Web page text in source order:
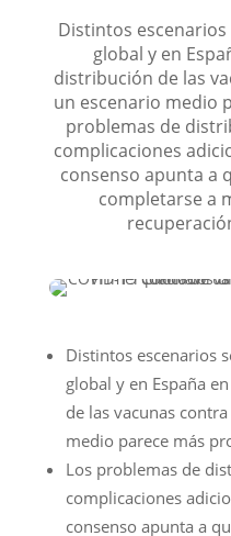
Distintos
global y en
distribución de las
un escenario medio
problemas de
complicaciones
consenso apunta a
completarse a
Distintos escenarios
global y en España
de las vacunas
medio parece más
Los problemas de
complicaciones
consenso apunta a